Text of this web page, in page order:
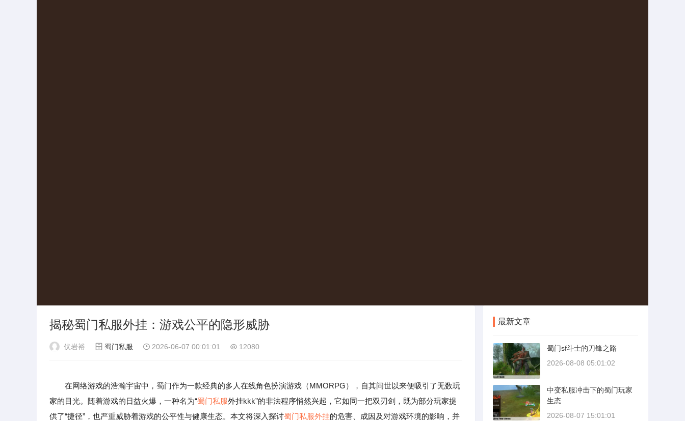
揭秘蜀门私服外挂：游戏公平的隐形威胁
伏岩裕 蜀门私服 2026-06-07 00:01:01 12080
在网络游戏的浩瀚宇宙中，蜀门作为一款经典的多人在线角色扮演游戏（MMORPG），自其问世以来便吸引了无数玩
家的目光。随着游戏的日益火爆，一种名为“蜀门私服外挂kkk”的非法程序悄然兴起，它如同一把双刃剑，既为部分玩家提
供了“捷径”，也严重威胁着游戏的公平性与健康生态。本文将深入探讨蜀门私服外挂的危害、成因及对游戏环境的影响，并
最新文章
蜀门sf斗士的刀锋之路
2026-08-08 05:01:02
中变私服冲击下的蜀门玩家
生态
2026-08-07 15:01:01